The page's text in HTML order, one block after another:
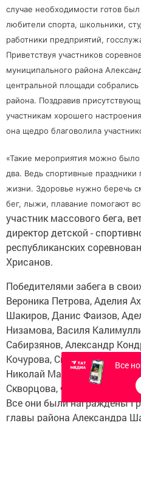
случае необходимости готов
любители спорта, школьники,
работники предприятий,
Приветствуя участников
муниципального района
центральной площади
района. Поздравив
участникам хорошего
она щедро благоволила
«Такие мероприятия можно
два. Ведь спортивные
жизни. Здоровье нужно беречь
бег, лыжи, плавание помогают
участник массового бега,
директор детской -
республиканских
Хрисанов.
Победителями забега в
Вероника Петрова, Аделия
Шакиров, Данис Фаизов,
Низамова, Василя
Сабирзянов, Александр
Кочурова, Светлана
Николай Марков, Ирина
Скворцова, Фарит Камусин,
Все они были награждены
главы района Александра
Все